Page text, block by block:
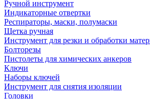
Ручной инструмент
Индикаторные отвертки
Респираторы, маски, полумаски
Щетка ручная
Инструмент для резки и обработки
Болторезы
Пистолеты для химических анкеров
Ключи
Наборы ключей
Инструмент для снятия изоляции
Головки